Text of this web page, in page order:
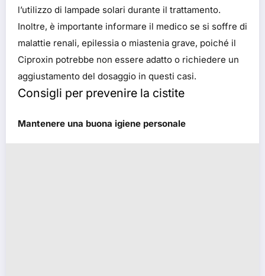
l’utilizzo di lampade solari durante il trattamento.
Inoltre, è importante informare il medico se si soffre di
malattie renali, epilessia o miastenia grave, poiché il
Ciproxin potrebbe non essere adatto o richiedere un
aggiustamento del dosaggio in questi casi.
Consigli per prevenire la cistite
Mantenere una buona igiene personale